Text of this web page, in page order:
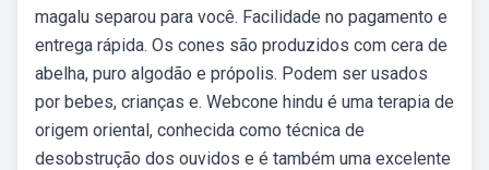
magalu separou para você. Facilidade no pagamento e
entrega rápida. Os cones são produzidos com cera de
abelha, puro algodão e própolis. Podem ser usados
por bebes, crianças e. Webcone hindu é uma terapia de
origem oriental, conhecida como técnica de
desobstrução dos ouvidos e é também uma excelente